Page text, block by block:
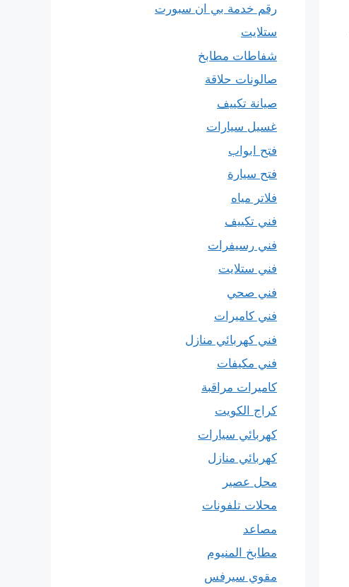
رقم خدمة بي ان سبورت
ستلايت
شفاطات مطابخ
صالونات حلاقة
صيانة تكييف
غسيل سيارات
فتح ابواب
فتح سيارة
فلاتر مياه
فني تكييف
فني رسيفرات
فني ستلايت
فني صحي
فني كاميرات
فني كهربائي منازل
فني مكيفات
كاميرات مراقبة
كراج الكويت
كهربائي سيارات
كهربائي منازل
محل عصير
محلات تلفونات
مصاعد
مطابخ المنيوم
مقوي سيرفس